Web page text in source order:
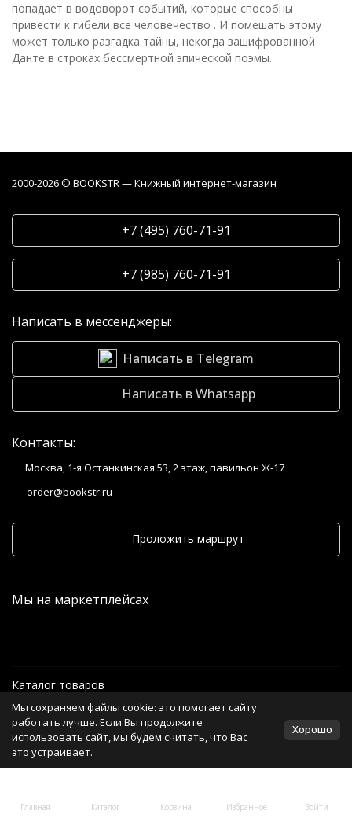
попадает в водоворот событий, которые способны
привести к гибели все человечество . И помешать этому
может только разгадка тайны, некогда зашифрованной
Данте в строках бессмертной эпической поэмы.
Главная Каталог Корзина Избранное Войти
2000-2026 © BOOKSTR — Книжный интернет-магазин
+7 (495) 760-71-91
+7 (985) 760-71-91
Написать в мессенджеры:
Написать в Telegram
Написать в Whatsapp
Контакты:
Москва, 1-я Останкинская 53, 2 этаж, павильон Ж-17
order@bookstr.ru
Проложить маршрут
Мы на маркетплейсах
Каталог товаров
Информация
Политика персональных данных
Мы сохраняем файлы cookie: это помогает сайту
работать лучше. Если Вы продолжите
использовать сайт, мы будем считать, что Вас
это устраивает.
Хорошо